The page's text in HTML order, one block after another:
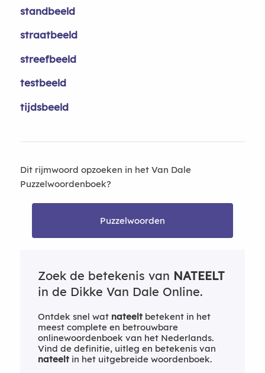
standbeeld
straatbeeld
streefbeeld
testbeeld
tijdsbeeld
Dit rijmwoord opzoeken in het Van Dale
Puzzelwoordenboek?
Puzzelwoorden
Zoek de betekenis van NATEELT
in de Dikke Van Dale Online.
Ontdek snel wat nateeltbetekent in het
meest complete en betrouwbare
onlinewoordenboek van het Nederlands.
Vind de definitie, uitleg en betekenis van
nateeltin het uitgebreide woordenboek.